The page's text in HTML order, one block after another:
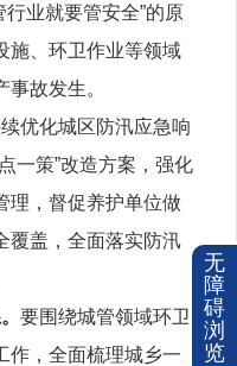
行业就要管安全”的原
施、环卫作业等领域
事故发生。
优化城区防汛应急响
一策”改造方案，强化
理，督促养护单位做
覆盖，全面落实防汛
。
要围绕城管领域环卫
作，全面梳理城乡一
无
障
碍
浏
览